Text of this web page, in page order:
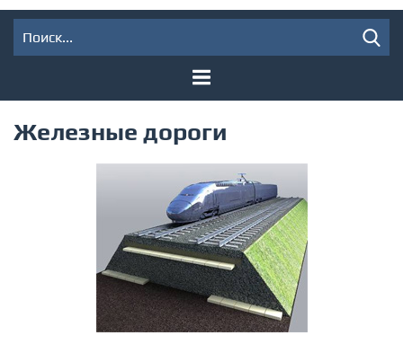
Железные дороги